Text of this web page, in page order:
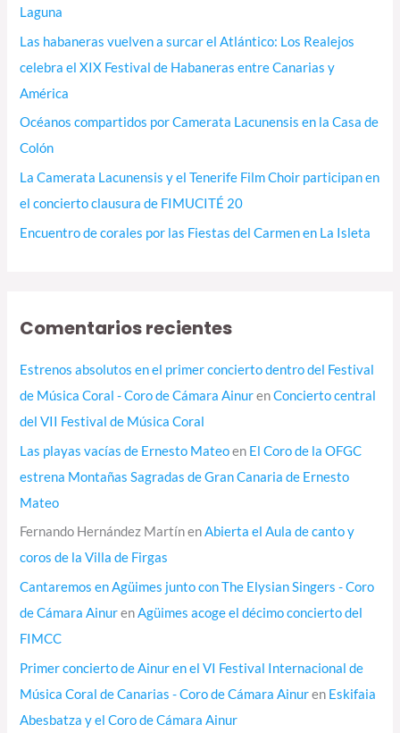
Laguna
Las habaneras vuelven a surcar el Atlántico: Los Realejos
celebra el XIX Festival de Habaneras entre Canarias y
América
Océanos compartidos por Camerata Lacunensis en la Casa de
Colón
La Camerata Lacunensis y el Tenerife Film Choir participan en
el concierto clausura de FIMUCITÉ 20
Encuentro de corales por las Fiestas del Carmen en La Isleta
Comentarios recientes
Estrenos absolutos en el primer concierto dentro del Festival
de Música Coral - Coro de Cámara AinurenConcierto central
del VII Festival de Música Coral
Las playas vacías de Ernesto Mateoen El Coro de la OFGC
estrena Montañas Sagradas de Gran Canaria de Ernesto
Mateo
Fernando Hernández MartínenAbierta el Aula de canto y
coros de la Villa de Firgas
Cantaremos en Agüimes junto con The Elysian Singers - Coro
de Cámara AinurenAgüimes acoge el décimo concierto del
FIMCC
Primer concierto de Ainur en el VI Festival Internacional de
Música Coral de Canarias - Coro de Cámara Ainuren Eskifaia
Abesbatza y el Coro de Cámara Ainur